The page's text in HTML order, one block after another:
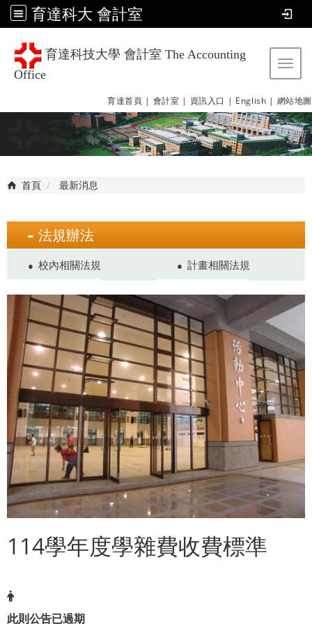
育達科大 會計室
育達科技大學 會計室 The Accounting
Office
育達首頁 | 會計室 | 資訊入口 | English | 網站地圖
首頁 最新消息
法規辦法
校內相關法規 計畫相關法規
114學年度學雜費收費標準
此則公告已過期